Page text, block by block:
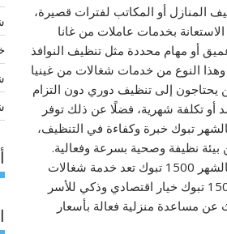
المنازل أو المكاتب لفترات قصيرة،
بخدمات عاملات من غانا
أو مهام محددة مثل تنظيف النوافذ
وهذا النوع من خدمات شغالات من غينيا
إلى تنظيف دوري دون التزام
أو تكلفة شهرية، فضلًا عن ذلك توفر
تبوك خبرة وكفاءة في التنظيف،
نظيفة وصحية بسرعة وفعالية.
شغالات بالشهر 1500 تبوك تعد خدمة شغالات
بالشهر 1500 تبوك خيار اقتصادي وذكي للأسر
عن مساعدة منزلية فعالة بأسعار